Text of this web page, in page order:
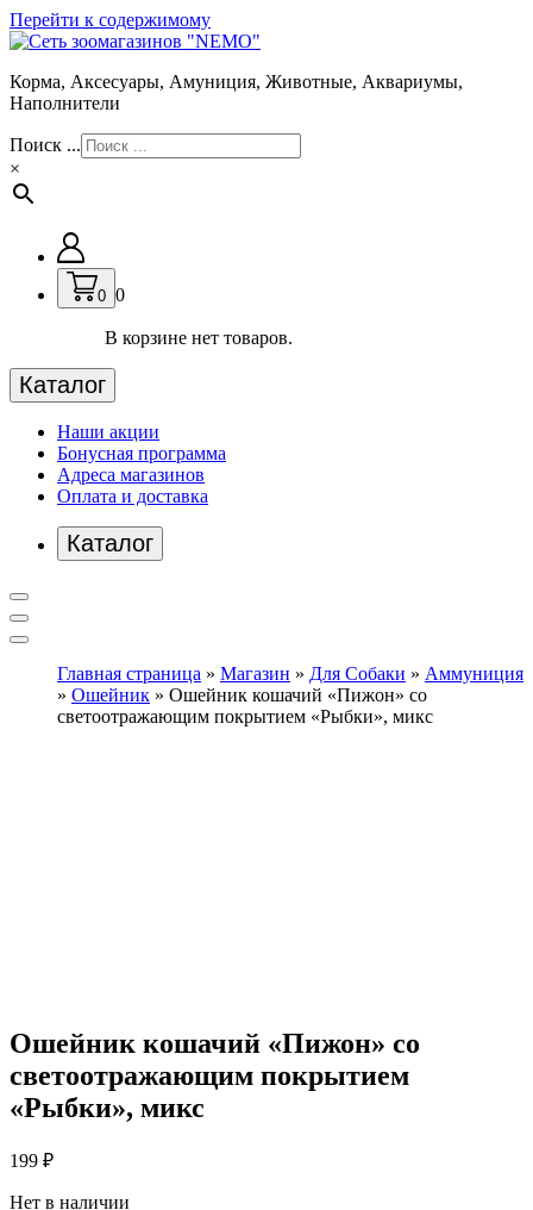
Перейти к содержимому
Корма, Аксесуары, Амуниция, Животные, Аквариумы,
Наполнители
Поиск ...
×
0 0
В корзине нет товаров.
Каталог
Наши акции
Бонусная программа
Адреса магазинов
Оплата и доставка
Каталог
Главная страница » Магазин » Для Собаки » Аммуниция
» Ошейник » Ошейник кошачий «Пижон» со
светоотражающим покрытием «Рыбки», микс
Ошейник кошачий «Пижон» со
светоотражающим покрытием
«Рыбки», микс
199 ₽
Нет в наличии